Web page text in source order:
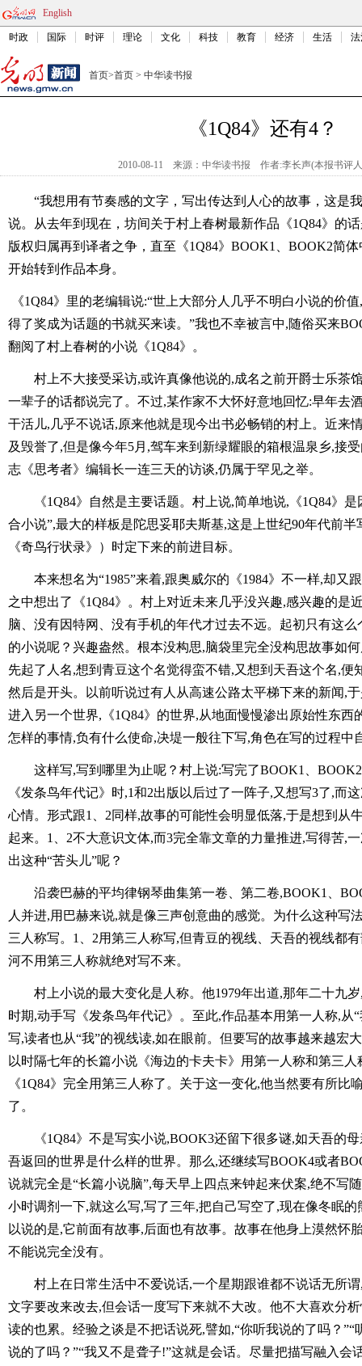
English
时政 国际 时评 理论 文化 科技 教育 经济 生活
首页>首页 > 中华读书报
《1Q84》还有4？
2010-08-11 来源：中华读书报 作者:李长声(本报书评
“我想用有节奏感的文字，写出传达到人心的故事，这是
说。从去年到现在，坊间关于村上春树最新作品《1Q84》的
版权归属再到译者之争，直至《1Q84》BOOK1、BOOK2简
开始转到作品本身。
《1Q84》里的老编辑说:“世上大部分人几乎不明白小说的价
得了奖成为话题的书就买来读。”我也不幸被言中,随俗买来
翻阅了村上春树的小说《1Q84》。
村上不大接受采访,或许真像他说的,成名之前开爵士乐茶
一辈子的话都说完了。不过,某作家不大怀好意地回忆:早年去
干活儿,几乎不说话,原来他就是现今出书必畅销的村上。近来
及毁誉了,但是像今年5月,驾车来到新绿耀眼的箱根温泉乡,接
志《思考者》编辑长一连三天的访谈,仍属于罕见之举。
《1Q84》自然是主要话题。村上说,简单地说,《1Q84》
合小说”,最大的样板是陀思妥耶夫斯基,这是上世纪90年代前
《奇鸟行状录》）时定下来的前进目标。
本来想名为“1985”来着,跟奥威尔的《1984》不一样,却又
之中想出了《1Q84》。村上对近未来几乎没兴趣,感兴趣的是
脑、没有因特网、没有手机的年代才过去不远。起初只有这
的小说呢？兴趣盎然。根本没构思,脑袋里完全没构思故事如
先起了人名,想到青豆这个名觉得蛮不错,又想到天吾这个名,便
然后是开头。以前听说过有人从高速公路太平梯下来的新闻,
进入另一个世界,《1Q84》的世界,从地面慢慢渗出原始性东西
怎样的事情,负有什么使命,决堤一般往下写,角色在写的过程中
这样写,写到哪里为止呢？村上说:写完了BOOK1、
《发条鸟年代记》时,1和2出版以后过了一阵子,又想写3了,而
心情。形式跟1、2同样,故事的可能性会明显低落,于是想到从
起来。1、2不大意识文体,而3完全靠文章的力量推进,写得苦,
出这种“苦头儿”呢？
沿袭巴赫的平均律钢琴曲集第一卷、第二卷,BOOK1、
人并进,用巴赫来说,就是像三声创意曲的感觉。为什么这种写
三人称写。1、2用第三人称写,但青豆的视线、天吾的视线都
河不用第三人称就绝对写不来。
村上小说的最大变化是人称。他1979年出道,那年二十九
时期,动手写《发条鸟年代记》。至此,作品基本用第一人称,从
写,读者也从“我”的视线读,如在眼前。但要写的故事越来越宏
以时隔七年的长篇小说《海边的卡夫卡》用第一人称和第三
《1Q84》完全用第三人称了。关于这一变化,他当然要有所比
了。
《1Q84》不是写实小说,BOOK3还留下很多谜,如天吾的
吾返回的世界是什么样的世界。那么,还继续写BOOK4或者
说就完全是“长篇小说脑”,每天早上四点来钟起来伏案,绝不写
小时调剂一下,就这么写,写了三年,把自己写空了,现在像冬眠
以说的是,它前面有故事,后面也有故事。故事在他身上漠然怀
不能说完全没有。
村上在日常生活中不爱说话,一个星期跟谁都不说话无所
文字要改来改去,但会话一度写下来就不大改。他不大喜欢分
读的也累。经验之谈是不把话说死,譬如,“你听我说的了吗？”“
说的了吗？”“我又不是聋子!”这就是会话。尽量把描写融入会